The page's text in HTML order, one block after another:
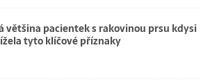
většina pacientek s rakovinou prsu kdysi
tyto klíčové příznaky